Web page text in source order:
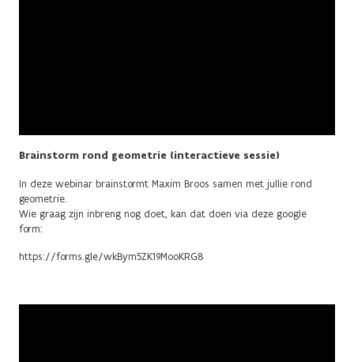
Brainstorm rond geometrie (interactieve sessie)
In deze webinar brainstormt Maxim Broos samen met jullie rond
geometrie.
Wie graag zijn inbreng nog doet, kan dat doen via deze google
form:
https://forms.gle/wkBym5ZK19MooKRG8